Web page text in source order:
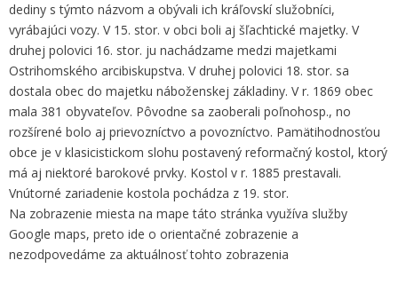
dediny s týmto názvom a obývali ich kráľovskí služobníci,
vyrábajúci vozy. V 15. stor. v obci boli aj šľachtické majetky. V
druhej polovici 16. stor. ju nachádzame medzi majetkami
Ostrihomského arcibiskupstva. V druhej polovici 18. stor. sa
dostala obec do majetku náboženskej základiny. V r. 1869 obec
mala 381 obyvateľov. Pôvodne sa zaoberali poľnohosp., no
rozšírené bolo aj prievozníctvo a povozníctvo. Pamätihodnosťou
obce je v klasicistickom slohu postavený reformačný kostol, ktorý
má aj niektoré barokové prvky. Kostol v r. 1885 prestavali.
Vnútorné zariadenie kostola pochádza z 19. stor.
Na zobrazenie miesta na mape táto stránka využíva služby
Google maps, preto ide o orientačné zobrazenie a
nezodpovedáme za aktuálnosť tohto zobrazenia